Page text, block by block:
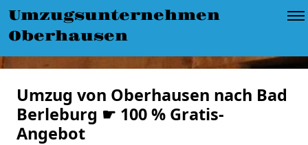
Umzugsunternehmen
Oberhausen
Umzug von Oberhausen nach Bad
Berleburg ☛ 100 % Gratis-
Angebot